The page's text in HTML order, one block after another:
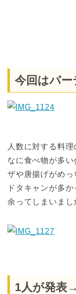
今回はパー
人数に対する料
なに食べ物が多
ザや唐揚げがめっ
ドタキャンが多
余ってしまいまし
1人が発表